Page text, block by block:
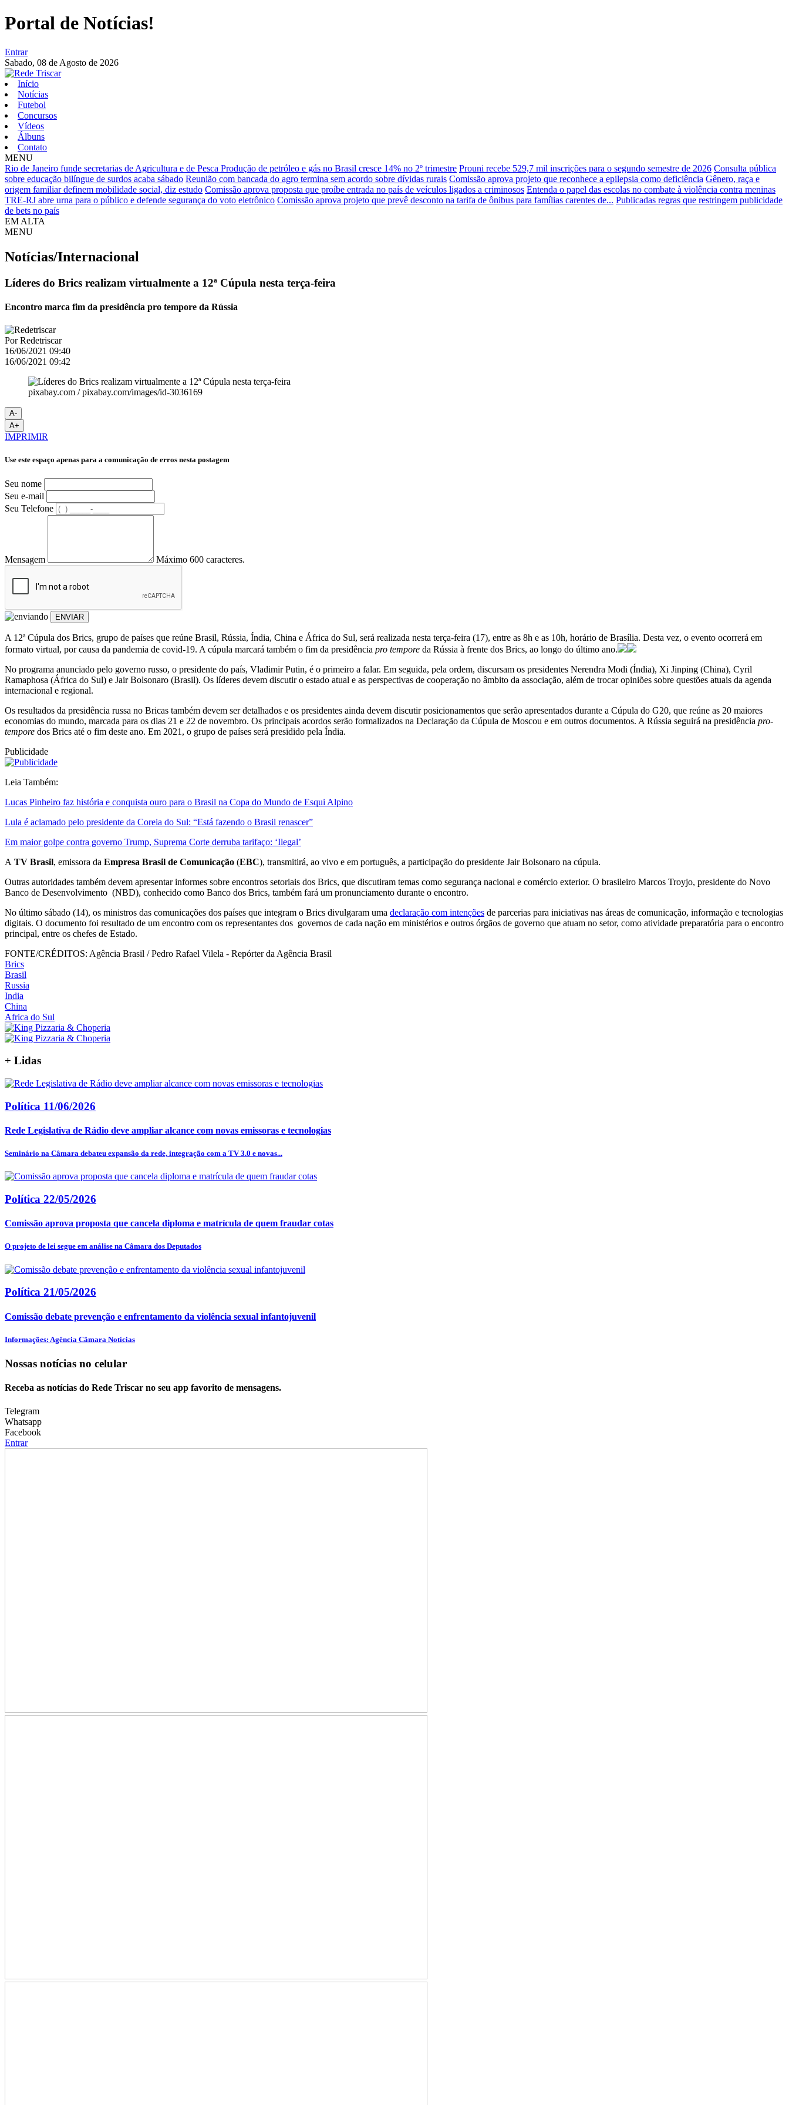
Portal de Notícias!
Entrar
Sabado, 08 de Agosto de 2026
Início
Notícias
Futebol
Concursos
Vídeos
Álbuns
Contato
MENU
Rio de Janeiro funde secretarias de Agricultura e de Pesca Produção de petróleo e gás no Brasil cresce 14% no 2º trimestre Prouni recebe 529,7 mil inscrições para o segundo semestre de 2026 Consulta pública
sobre educação bilíngue de surdos acaba sábado Reunião com bancada do agro termina sem acordo sobre dívidas rurais Comissão aprova projeto que reconhece a epilepsia como deficiência Gênero, raça e
origem familiar definem mobilidade social, diz estudo Comissão aprova proposta que proíbe entrada no país de veículos ligados a criminosos Entenda o papel das escolas no combate à violência contra meninas
TRE-RJ abre urna para o público e defende segurança do voto eletrônico Comissão aprova projeto que prevê desconto na tarifa de ônibus para famílias carentes de... Publicadas regras que restringem publicidade
de bets no país
EM ALTA
MENU
Notícias/Internacional
Líderes do Brics realizam virtualmente a 12ª Cúpula nesta terça-feira
Encontro marca fim da presidência pro tempore da Rússia
PorRedetriscar
16/06/2021 09:40
16/06/2021 09:42
pixabay.com / pixabay.com/images/id-3036169
A-
A+
IMPRIMIR
Use este espaço apenas para a comunicação de erros nesta postagem
Seu nome
Seu e-mail
Seu Telefone
Mensagem Máximo 600 caracteres.
ENVIAR
A 12ª Cúpula dos Brics, grupo de países que reúne Brasil, Rússia, Índia, China e África do Sul, será realizada nesta terça-feira (17), entre as 8h e as 10h, horário de Brasília. Desta vez, o evento ocorrerá em
formato virtual, por causa da pandemia de covid-19. A cúpula marcará também o fim da presidência pro tempore da Rússia à frente dos Brics, ao longo do último ano.
No programa anunciado pelo governo russo, o presidente do país, Vladimir Putin, é o primeiro a falar. Em seguida, pela ordem, discursam os presidentes Nerendra Modi (Índia), Xi Jinping (China), Cyril
Ramaphosa (África do Sul) e Jair Bolsonaro (Brasil). Os líderes devem discutir o estado atual e as perspectivas de cooperação no âmbito da associação, além de trocar opiniões sobre questões atuais da agenda
internacional e regional.
Os resultados da presidência russa no Bricas também devem ser detalhados e os presidentes ainda devem discutir posicionamentos que serão apresentados durante a Cúpula do G20, que reúne as 20 maiores
economias do mundo, marcada para os dias 21 e 22 de novembro. Os principais acordos serão formalizados na Declaração da Cúpula de Moscou e em outros documentos. A Rússia seguirá na presidência pro-
tempore dos Brics até o fim deste ano. Em 2021, o grupo de países será presidido pela Índia.
Publicidade
Leia Também:
Lucas Pinheiro faz história e conquista ouro para o Brasil na Copa do Mundo de Esqui Alpino
Lula é aclamado pelo presidente da Coreia do Sul: “Está fazendo o Brasil renascer”
Em maior golpe contra governo Trump, Suprema Corte derruba tarifaço: ‘Ilegal’
A TV Brasil, emissora da Empresa Brasil de Comunicação (EBC), transmitirá, ao vivo e em português, a participação do presidente Jair Bolsonaro na cúpula.
Outras autoridades também devem apresentar informes sobre encontros setoriais dos Brics, que discutiram temas como segurança nacional e comércio exterior. O brasileiro Marcos Troyjo, presidente do Novo
Banco de Desenvolvimento (NBD), conhecido como Banco dos Brics, também fará um pronunciamento durante o encontro.
No último sábado (14), os ministros das comunicações dos países que integram o Brics divulgaram uma declaração com intenções de parcerias para iniciativas nas áreas de comunicação, informação e tecnologias
digitais. O documento foi resultado de um encontro com os representantes dos governos de cada nação em ministérios e outros órgãos de governo que atuam no setor, como atividade preparatória para o encontro
principal, entre os chefes de Estado.
FONTE/CRÉDITOS: Agência Brasil / Pedro Rafael Vilela - Repórter da Agência Brasil
Brics
Brasil
Russia
India
China
Africa do Sul
+ Lidas
Política 11/06/2026
Rede Legislativa de Rádio deve ampliar alcance com novas emissoras e tecnologias
Seminário na Câmara debateu expansão da rede, integração com a TV 3.0 e novas...
Política 22/05/2026
Comissão aprova proposta que cancela diploma e matrícula de quem fraudar cotas
O projeto de lei segue em análise na Câmara dos Deputados
Política 21/05/2026
Comissão debate prevenção e enfrentamento da violência sexual infantojuvenil
Informações: Agência Câmara Notícias
Nossas notícias no celular
Receba as notícias do Rede Triscar no seu app favorito de mensagens.
Telegram
Whatsapp
Facebook
Entrar